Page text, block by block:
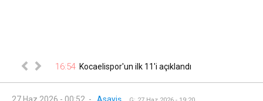
belli oldu 16:54 Kocaelispor'un ilk 11'i açıklandı